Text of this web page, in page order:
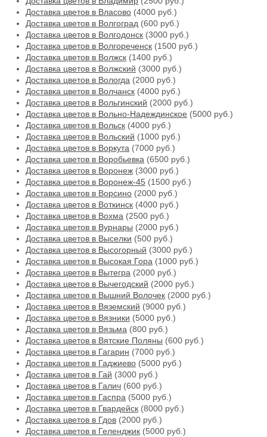
Доставка цветов в Власово (4000 руб.)
Доставка цветов в Волгоград (600 руб.)
Доставка цветов в Волгодонск (3000 руб.)
Доставка цветов в Волгореченск (1500 руб.)
Доставка цветов в Волжск (1400 руб.)
Доставка цветов в Волжский (3000 руб.)
Доставка цветов в Вологда (2000 руб.)
Доставка цветов в Волчанск (4000 руб.)
Доставка цветов в Вольгинский (2000 руб.)
Доставка цветов в Вольно-Надеждинское (5000 руб.)
Доставка цветов в Вольск (4000 руб.)
Доставка цветов в Вольский (1000 руб.)
Доставка цветов в Воркута (7000 руб.)
Доставка цветов в Воробьевка (6500 руб.)
Доставка цветов в Воронеж (3000 руб.)
Доставка цветов в Воронеж-45 (1500 руб.)
Доставка цветов в Ворсино (2000 руб.)
Доставка цветов в Воткинск (4000 руб.)
Доставка цветов в Вохма (2500 руб.)
Доставка цветов в Вурнары (2000 руб.)
Доставка цветов в Выселки (500 руб.)
Доставка цветов в Высогорный (3000 руб.)
Доставка цветов в Высокая Гора (1000 руб.)
Доставка цветов в Вытегра (2000 руб.)
Доставка цветов в Вычегодский (2000 руб.)
Доставка цветов в Вышний Волочек (2000 руб.)
Доставка цветов в Вяземский (9000 руб.)
Доставка цветов в Вязники (5000 руб.)
Доставка цветов в Вязьма (800 руб.)
Доставка цветов в Вятские Поляны (600 руб.)
Доставка цветов в Гагарин (7000 руб.)
Доставка цветов в Гаджиево (5000 руб.)
Доставка цветов в Гай (3000 руб.)
Доставка цветов в Галич (600 руб.)
Доставка цветов в Гаспра (5000 руб.)
Доставка цветов в Гвардейск (8000 руб.)
Доставка цветов в Гдов (2000 руб.)
Доставка цветов в Геленджик (5000 руб.)